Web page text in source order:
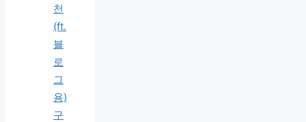
천
(ft.
블
로
그
용)
구